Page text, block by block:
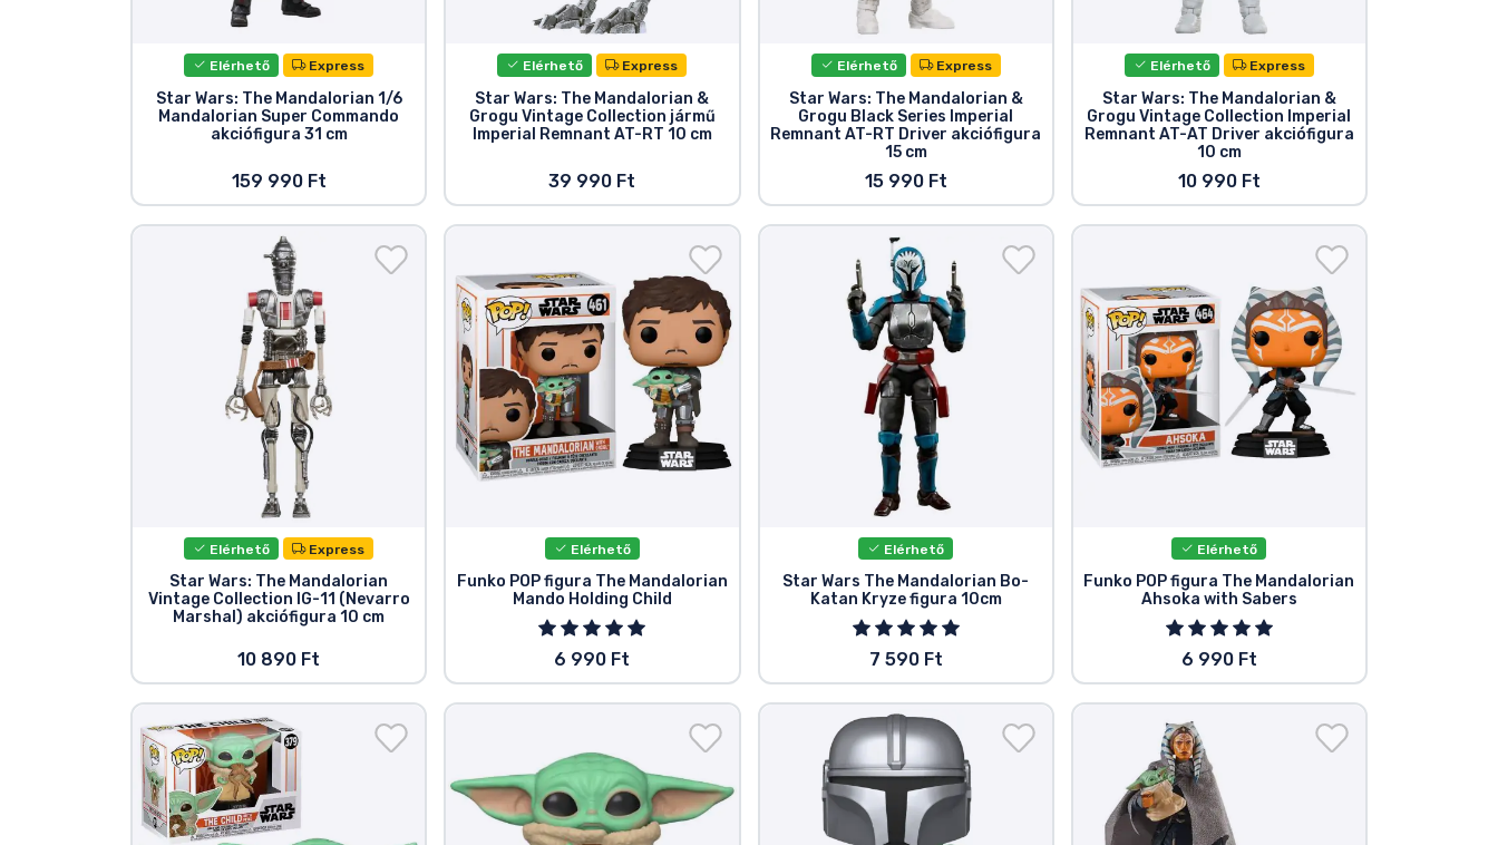
Elérhető Express
Star Wars: The Mandalorian 1/6
Mandalorian Super Commando
akciófigura 31 cm
159 990 Ft
Elérhető Express
Star Wars: The Mandalorian &
Grogu Vintage Collection jármű
Imperial Remnant AT-RT 10 cm
39 990 Ft
Elérhető Express
Star Wars: The Mandalorian &
Grogu Black Series Imperial
Remnant AT-RT Driver akciófigura
15 cm
15 990 Ft
Elérhető Express
Star Wars: The Mandalorian &
Grogu Vintage Collection Imperial
Remnant AT-AT Driver akciófigura
10 cm
10 990 Ft
Elérhető Express
Star Wars: The Mandalorian
Vintage Collection IG-11 (Nevarro
Marshal) akciófigura 10 cm
10 890 Ft
Elérhető
Funko POP figura The Mandalorian
Mando Holding Child
6 990 Ft
Elérhető
Star Wars The Mandalorian Bo-
Katan Kryze figura 10cm
7 590 Ft
Elérhető
Funko POP figura The Mandalorian
Ahsoka with Sabers
6 990 Ft